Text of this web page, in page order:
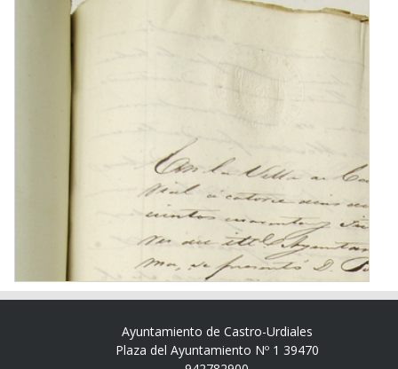
Ayuntamiento de Castro-Urdiales
Plaza del Ayuntamiento Nº 1 39470